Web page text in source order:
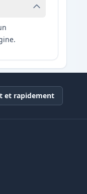
et rapidement